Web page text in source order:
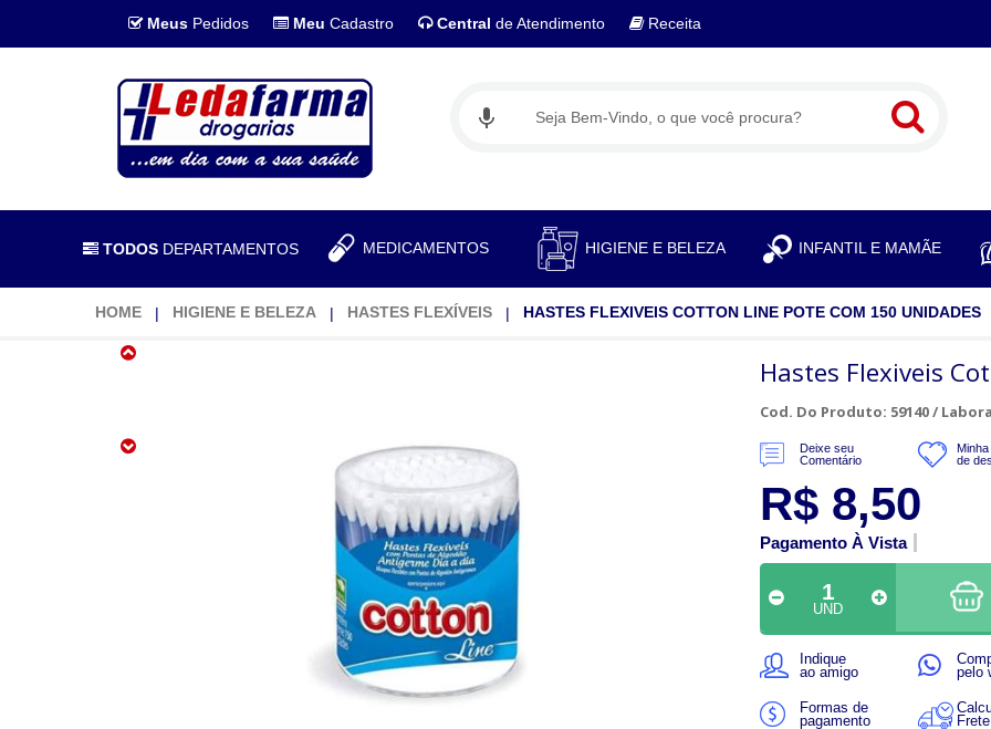
Meus Pedidos Meu Cadastro Central de Atendimento Receita
TODOS DEPARTAMENTOS MEDICAMENTOS HIGIENE E BELEZA INFANTIL E MAMÃE
HOME HIGIENE E BELEZA HASTES FLEXÍVEIS HASTES FLEXIVEIS COTTON LINE POTE COM 150 UNIDADES
Hastes
Cotton
Hastes Flexiveis
Cod. Do Produto: 59140 /
Deixe seu
Comentário
de
R$ 8,50
Pagamento À Vista
UND
Indique
ao amigo
pelo
Formas de
pagamento